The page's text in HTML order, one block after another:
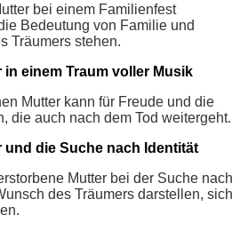
bei einem Familienfest
Bedeutung von Familie und
Träumers stehen.
in einem Traum voller Musik
Mutter kann für Freude und die
die auch nach dem Tod weitergeht.
und die Suche nach Identität
Mutter bei der Suche nach
des Träumers darstellen, sich